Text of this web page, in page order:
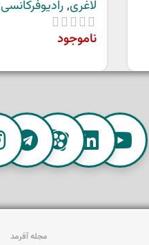
لاغری,رادیوفرکانسی
ناموجود
مجله آفرمد